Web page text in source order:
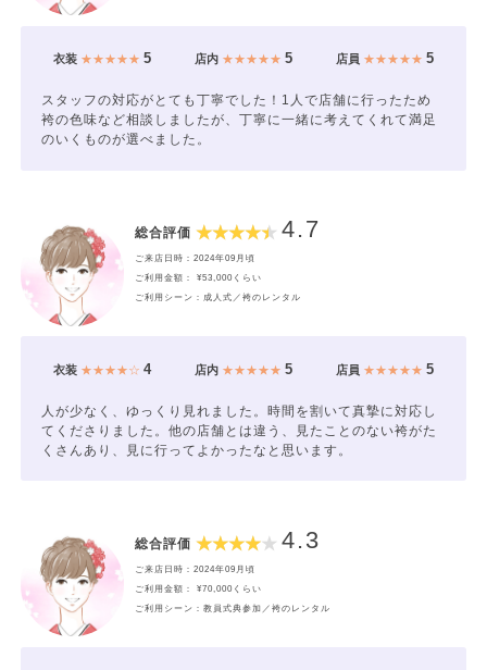
衣装★★★★★ 5 店内★★★★★ 5 店員 ★★★★★5
スタッフの対応がとても丁寧でした！1人で店舗に行ったため
袴の色味など相談しましたが、丁寧に一緒に考えてくれて満足
のいくものが選べました。
総合評価 4.7
ご来店日時：2024年09月頃
ご利用金額： ¥53,000くらい
ご利用シーン：成人式／袴のレンタル
衣装★★★★☆ 4 店内★★★★★ 5 店員 ★★★★★5
人が少なく、ゆっくり見れました。時間を割いて真摯に対応し
てくださりました。他の店舗とは違う、見たことのない袴がた
くさんあり、見に行ってよかったなと思います。
総合評価 4.3
ご来店日時：2024年09月頃
ご利用金額： ¥70,000くらい
ご利用シーン：教員式典参加／袴のレンタル